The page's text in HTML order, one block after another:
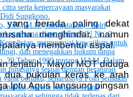
yang berada paling dekat
menghindar, namun
membentur aspal.
terjatuh, Mayor MOT diduga
dua pukulan keras ke arah
Iptu Agus langsung pingsan